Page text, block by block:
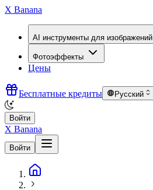
X Banana
AI инструменты для изображений
Фотоэффекты
Цены
Бесплатные кредиты Русский
Войти
X Banana
Войти